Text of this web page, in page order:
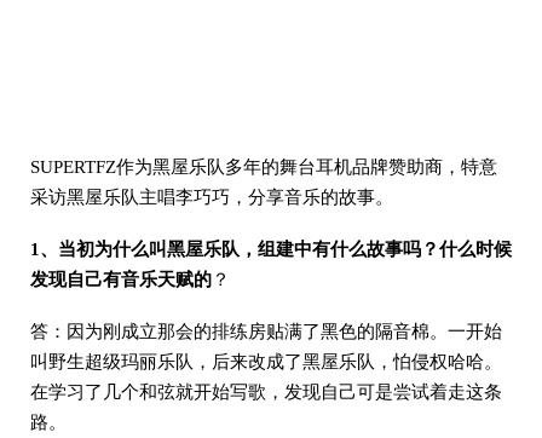
SUPERTFZ作为黑屋乐队多年的舞台耳机品牌赞助商，特意
采访黑屋乐队主唱李巧巧，分享音乐的故事。
1、当初为什么叫黑屋乐队，组建中有什么故事吗？什么时候
发现自己有音乐天赋的 ？
答：因为刚成立那会的排练房贴满了黑色的隔音棉。一开始
叫野生超级玛丽乐队，后来改成了黑屋乐队，怕侵权哈哈。
在学习了几个和弦就开始写歌，发现自己可是尝试着走这条
路。